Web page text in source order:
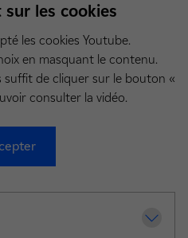
les cookies
les cookies Youtube.
en masquant le contenu.
suffit de cliquer sur le bouton «
consulter la vidéo.
Rendez-vous en Terre